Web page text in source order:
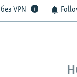
VPN